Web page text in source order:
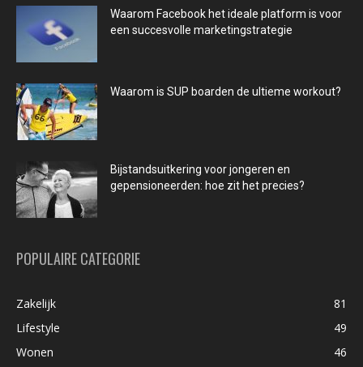
Waarom Facebook het ideale platform is voor
een succesvolle marketingstrategie
Waarom is SUP boarden de ultieme workout?
Bijstandsuitkering voor jongeren en
gepensioneerden: hoe zit het precies?
POPULAIRE CATEGORIE
Zakelijk
81
Lifestyle
49
Wonen
46